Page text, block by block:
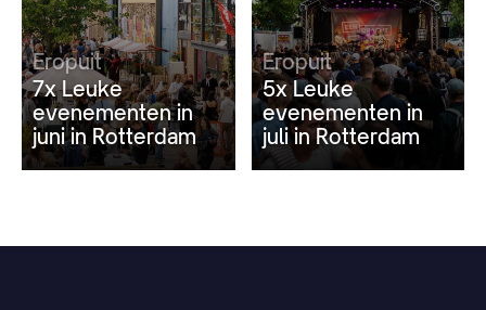
Eropuit
7x Leuke
evenementen in
juni in Rotterdam
Eropuit
5x Leuke
evenementen in
juli in Rotterdam